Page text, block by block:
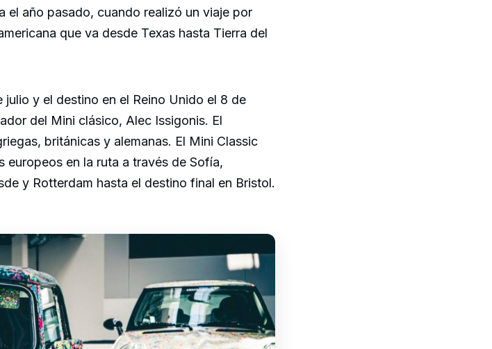
el año pasado, cuando realizó un viaje por
que va desde Texas hasta Tierra del
y el destino en el Reino Unido el 8 de
del Mini clásico, Alec Issigonis. El
británicas y alemanas. El Mini Classic
europeos en la ruta a través de Sofía,
y Rotterdam hasta el destino final en Bristol.